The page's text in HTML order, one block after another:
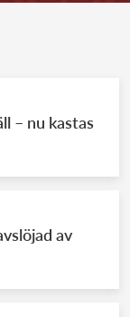
– nu kastas
av